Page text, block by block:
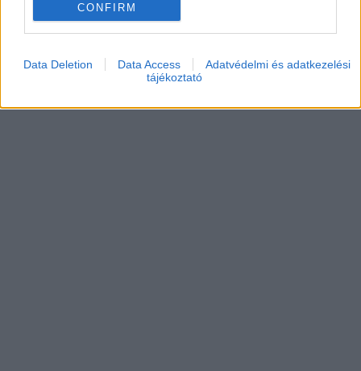
CONFIRM
Data Deletion Data Access
Adatvédelmi és adatkezelési
tájékoztató